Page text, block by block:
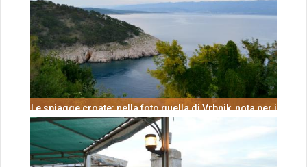
Le spiagge croate: nella foto quella di Vrbnik, nota per i
suoi vigneti